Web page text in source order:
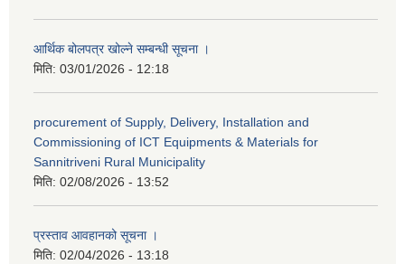
आर्थिक बोलपत्र खोल्ने सम्बन्धी सूचना ।
मिति: 03/01/2026 - 12:18
procurement of Supply, Delivery, Installation and
Commissioning of ICT Equipments & Materials for
Sannitriveni Rural Municipality
मिति: 02/08/2026 - 13:52
प्रस्ताव आवहानको सूचना ।
मिति: 02/04/2026 - 13:18